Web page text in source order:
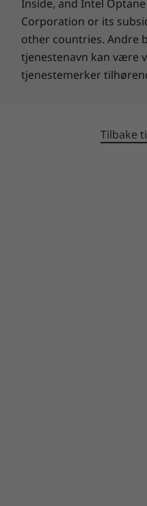
Inside, and Intel
Corporation or its
other countries. Andre
tjenestenavn kan være
tjenestemerker
Tilbake